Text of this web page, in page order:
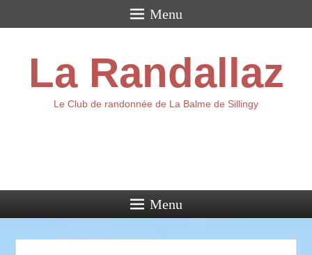
Menu
La Randallaz
Le Club de randonnée de La Balme de Sillingy
Menu